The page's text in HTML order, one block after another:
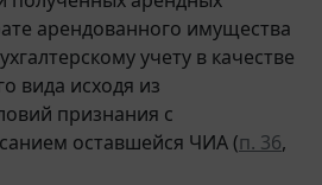
арендованного имущества
учету в качестве
вида исходя из
признания с
оставшейся ЧИА (п. 36,